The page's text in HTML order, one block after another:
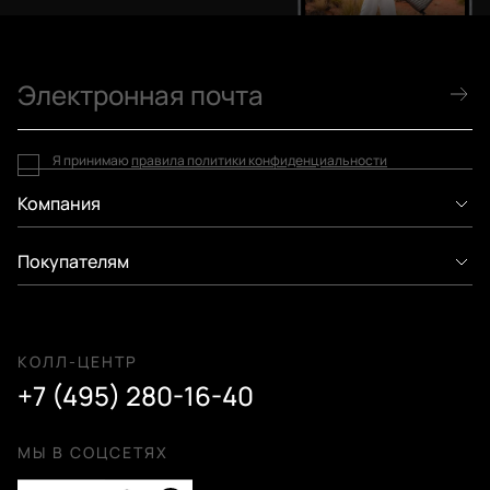
Компания
Покупателям
КОЛЛ-ЦЕНТР
+7 (495) 280-16-40
МЫ В СОЦСЕТЯХ
Я принимаю правила политики конфиденциальности